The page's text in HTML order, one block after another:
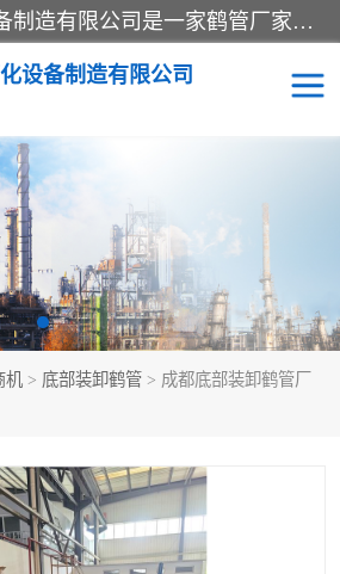
连云港众邦石化设备制造有限公司是一家鹤管厂家主营：鹤管、装车鹤管等，是致力于石油、石化等流体装卸设备(主要产品如鹤管、输油臂、脱缆钩等)的咨询、设计、制造、检测、安装指导、系统调试、维修维护等业务的公司。
设备制造有限公司
机 > 底部装卸鹤管 > 成都底部装卸鹤管厂
顶部装卸鹤管
LNG低温鹤管
液化气鹤管
活动梯栈台
装车鹤管